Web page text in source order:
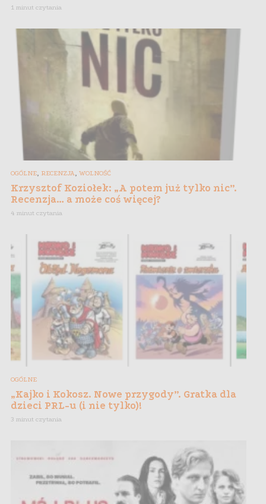
1 minut czytania
OGÓLNE, RECENZJA, WOLNOŚĆ
Krzysztof Koziołek: „A potem już tylko nic”.
Recenzja… a może coś więcej?
4 minut czytania
OGÓLNE
„Kajko i Kokosz. Nowe przygody”. Gratka dla
dzieci PRL-u (i nie tylko)!
3 minut czytania